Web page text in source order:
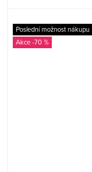
Poslední možnost nákupu
-70 %